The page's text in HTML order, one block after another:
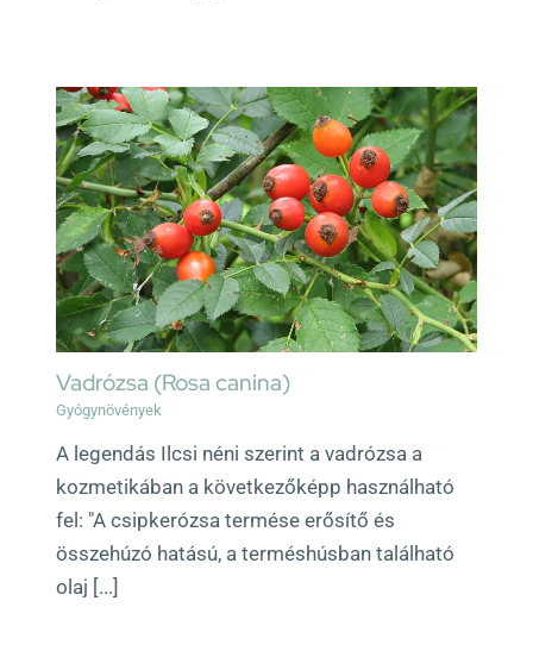
Vadrózsa (Rosa canina)
Gyógynövények
A legendás Ilcsi néni szerint a vadrózsa a
kozmetikában a következőképp használható
fel: "A csipkerózsa termése erősítő és
összehúzó hatású, a terméshúsban található
olaj [...]